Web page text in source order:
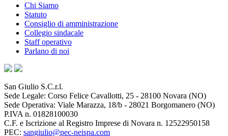
Chi Siamo
Statuto
Consiglio di amministrazione
Collegio sindacale
Staff operativo
Parlano di noi
San Giulio S.C.r.l.
Sede Legale: Corso Felice Cavallotti, 25 - 28100 Novara (NO)
Sede Operativa: Viale Marazza, 18/b - 28021 Borgomanero (NO)
P.IVA n. 01828100030
C.F. e Iscrizione al Registro Imprese di Novara n. 12522950158
PEC: sangiulio@pec-neispa.com